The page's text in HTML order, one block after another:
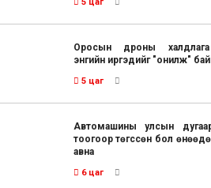
5 цаг
Оросын дроны
энгийн иргэдийг "онилж"
5 цаг
Автомашины улсын
тоогоор төгссөн бол
авна
6 цаг